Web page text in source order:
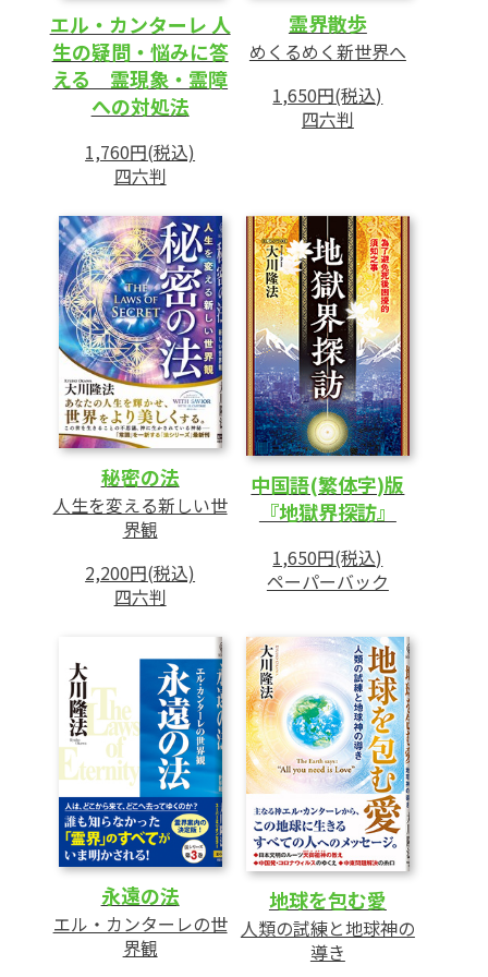
─悩みから脱却し、平静心を保つ心構え─
1 自分の霊障に気づき、自己変革していくた
めのポイント
2 「グルグル考えて抜け出せない苦しみ」を
断ち切る
─自分も周りも救うために必要な力─
1 過去の宗教家たちが体験した霊的真実
2 法力によって現れてくる力とは
3 法力として最大なるものとは
4 法力を高める力―愛の心とは何かを悟る
エル・カンターレ 人
生の疑問・悩みに答
える 霊現象・霊障
への対処法
1,760円(税込)
四六判
霊界散歩
めくるめく新世界へ
1,650円(税込)
四六判
秘密の法
人生を変える新しい世
界観
2,200円(税込)
四六判
中国語(繁体字)版
『地獄界探訪』
1,650円(税込)
ペーパーバック
永遠の法
エル・カンターレの世
界観
地球を包む愛
人類の試練と地球神の
導き